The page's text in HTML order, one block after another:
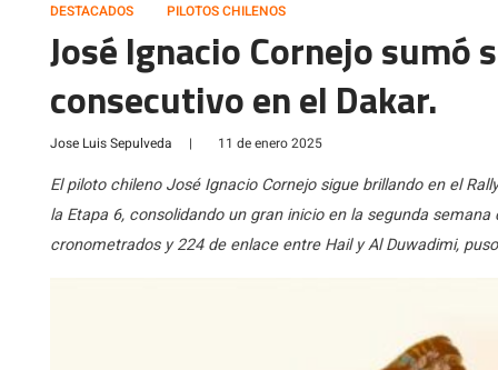
DESTACADOS PILOTOS CHILENOS
José Ignacio Cornejo sumó
consecutivo en el Dakar.
Jose Luis Sepulveda | 11 de enero 2025
El piloto chileno José Ignacio Cornejo sigue brillando en el
la Etapa 6, consolidando un gran inicio en la segunda
cronometrados y 224 de enlace entre Hail y Al Duwadimi,